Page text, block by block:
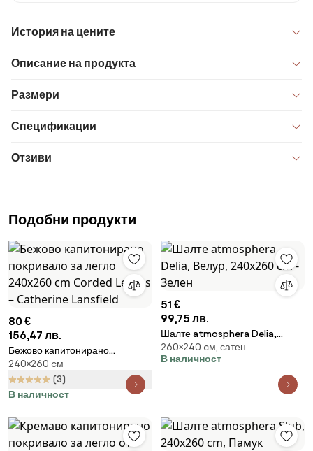
История на цените
Описание на продукта
Размери
Спецификации
Отзиви
Подобни продукти
80 €
156,47 лв.
Бежово капитонирано
покривало за легло 240x260
cm Corded Leaves – Catherine
Lansfield
240×260 cм
(3)
В наличност
51 €
99,75 лв.
Шалте atmosphera Delia,
Велур, 240x260 cm - Зелен
260×240 cм, сатен
В наличност